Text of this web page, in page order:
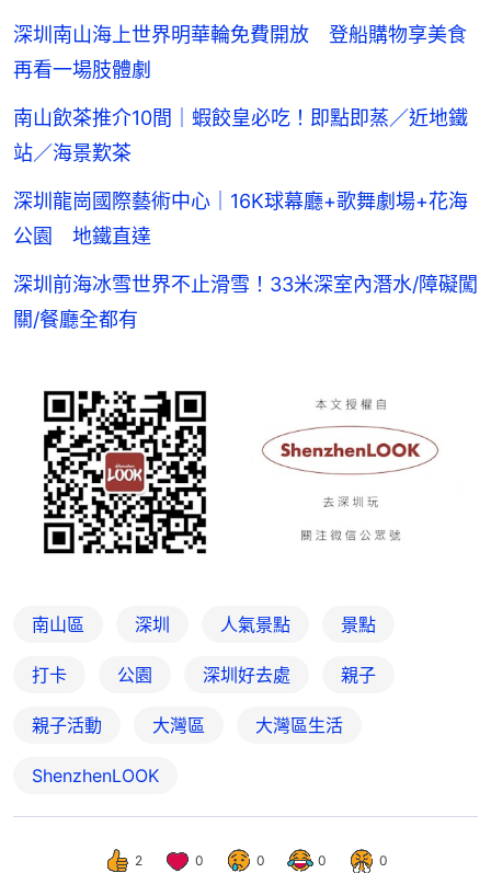
深圳南山海上世界明華輪免費開放 登船購物享美食
再看一場肢體劇
南山飲茶推介10間｜蝦餃皇必吃！即點即蒸／近地鐵
站／海景歎茶
深圳龍崗國際藝術中心｜16K球幕廳+歌舞劇場+花海
公園 地鐵直達
深圳前海冰雪世界不止滑雪！33米深室內潛水/障礙闖
關/餐廳全都有
南山區 深圳 人氣景點 景點
打卡 公園 深圳好去處 親子
親子活動 大灣區 大灣區生活
ShenzhenLOOK
2 0 0 0 0